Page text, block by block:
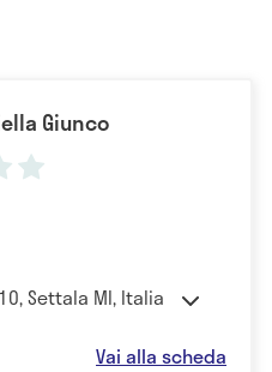
Giunco
Settala MI, Italia
Vai alla scheda